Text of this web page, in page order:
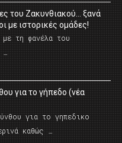
του Ζακυνθιακού… ξανά
με ιστορικές ομάδες!
τη φανέλα του
για το γήπεδο (νέα
για το γηπεδικο
καθώς …